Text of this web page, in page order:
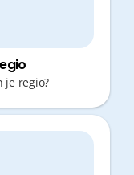
is verleden
je regio?